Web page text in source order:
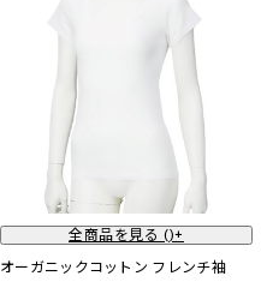
全商品を見る ()+
オーガニックコットン フレンチ袖